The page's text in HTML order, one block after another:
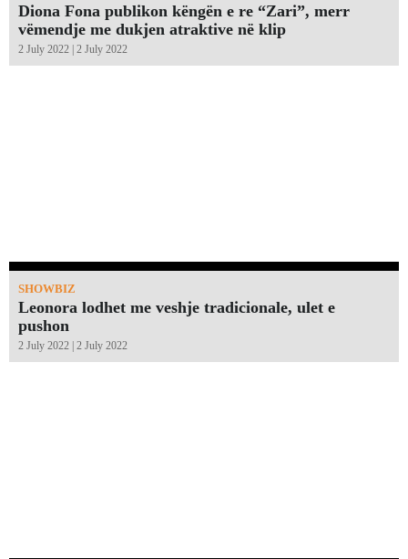
Diona Fona publikon këngën e re “Zari”, merr
vëmendje me dukjen atraktive në klip
2 July 2022 | 2 July 2022
SHOWBIZ
Leonora lodhet me veshje tradicionale, ulet e
pushon
2 July 2022 | 2 July 2022